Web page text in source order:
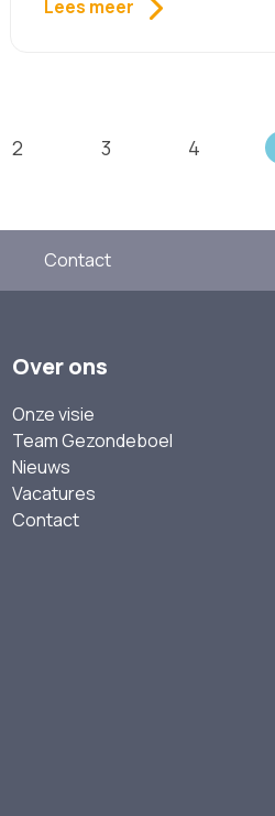
Lees meer
2 3 4
Contact
Over ons
Onze visie
Team Gezondeboel
Nieuws
Vacatures
Contact